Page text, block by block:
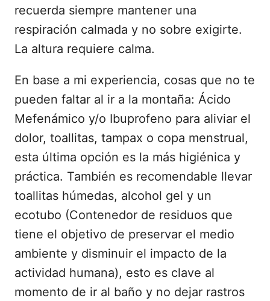
recuerda siempre mantener una
respiración calmada y no sobre exigirte.
La altura requiere calma.
En base a mi experiencia, cosas que no te
pueden faltar al ir a la montaña: Ácido
Mefenámico y/o Ibuprofeno para aliviar el
dolor, toallitas, tampax o copa menstrual,
esta última opción es la más higiénica y
práctica. También es recomendable llevar
toallitas húmedas, alcohol gel y un
ecotubo (Contenedor de residuos que
tiene el objetivo de preservar el medio
ambiente y disminuir el impacto de la
actividad humana), esto es clave al
momento de ir al baño y no dejar rastros